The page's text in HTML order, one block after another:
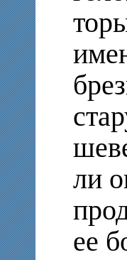
ли
ее